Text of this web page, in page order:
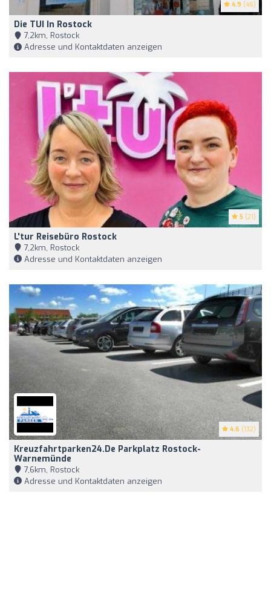
4.9 (46)
Die TUI In Rostock
7,2km, Rostock
Adresse und Kontaktdaten anzeigen
5 (21)
L'tur Reisebüro Rostock
7,2km, Rostock
Adresse und Kontaktdaten anzeigen
4.6 (132)
Kreuzfahrtparken24.de Parkplatz Rostock-
Warnemünde
7,6km, Rostock
Adresse und Kontaktdaten anzeigen